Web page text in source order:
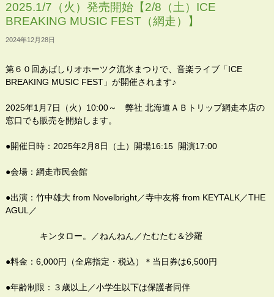
2025.1/7（火）発売開始【2/8（土）ICE
BREAKING MUSIC FEST（網走）】
2024年12月28日
第６０回あばしりオホーツク流氷まつりで、音楽ライブ「ICE
BREAKING MUSIC FEST」が開催されます♪
2025年1月7日（火）10:00～ 弊社 北海道ＡＢトリップ網走本店の
窓口でも販売を開始します。
●開催日時：2025年2月8日（土）開場16:15 開演17:00
●会場：網走市民会館
●出演：竹中雄大 from Novelbright／寺中友将 from KEYTALK／THE
AGUL／
キンタロー。／ねんねん／たむたむ＆沙羅
●料金：6,000円（全席指定・税込）＊当日券は6,500円
●年齢制限：３歳以上／小学生以下は保護者同伴